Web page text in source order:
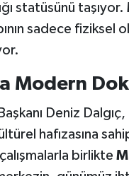
statüsünü taşıyor.
sadece fiziksel
Modern
Deniz
hafızasına
birlikte